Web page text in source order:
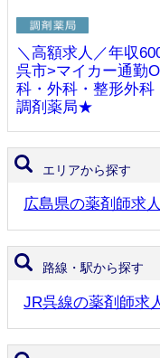
＼高額求人／年収
呉市>マイカー通勤
科・外科・整形外
調剤薬局★
エリアから探す
広島県の薬剤師求人
路線・駅から探す
JR呉線の薬剤師求